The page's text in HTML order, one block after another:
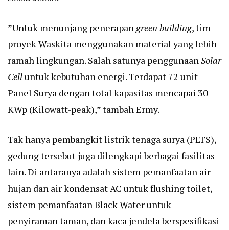
”Untuk menunjang penerapan green building, tim
proyek Waskita menggunakan material yang lebih
ramah lingkungan. Salah satunya penggunaan Solar
Celluntuk kebutuhan energi. Terdapat 72 unit
Panel Surya dengan total kapasitas mencapai 30
KWp (Kilowatt-peak),” tambah Ermy.
Tak hanya pembangkit listrik tenaga surya (PLTS),
gedung tersebut juga dilengkapi berbagai fasilitas
lain. Di antaranya adalah sistem pemanfaatan air
hujan dan air kondensat AC untuk flushing toilet,
sistem pemanfaatan Black Water untuk
penyiraman taman, dan kaca jendela berspesifikasi